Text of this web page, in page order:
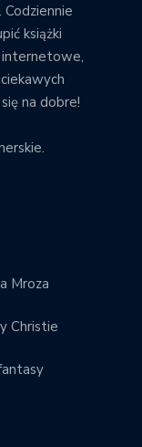
książki
internetowe,
na dobre!
Mroza
Christie